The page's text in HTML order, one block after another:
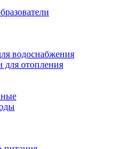
водоснабжения
для отопления